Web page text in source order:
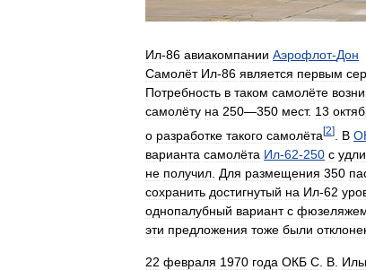
Ил-86 авиакомпании Аэрофлот-Дон
Самолёт Ил-86 является первым
Потребность в таком самолёте
самолёту на 250—350 мест. 13
о разработке такого самолёта [2] В
варианта самолёта Ил-62-250 с
не получил Для размещения 350
сохранить достигнутый на Ил-62
однопалубный вариант с
эти предложения тоже были
22 февраля 1970 года ОКБ С В